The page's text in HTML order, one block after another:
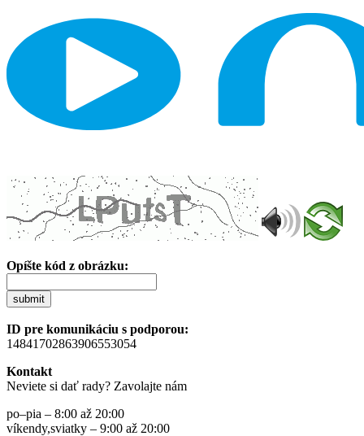
Opíšte kód z obrázku:
submit
ID pre komunikáciu s podporou:
14841702863906553054
Kontakt
Neviete si dať rady? Zavolajte nám
po–pia – 8:00 až 20:00
víkendy,sviatky – 9:00 až 20:00